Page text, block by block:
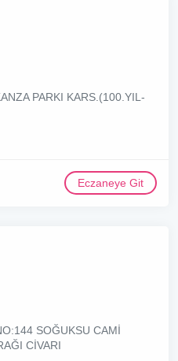
PARKI KARS.(100.YIL-
Eczaneye Git
SOĞUKSU CAMİ
CİVARI